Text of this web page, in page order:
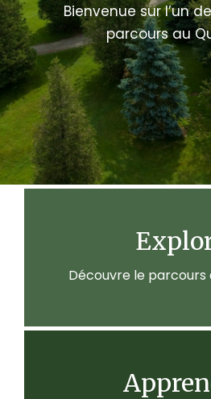
Bienvenue sur l’un
parcours au
Découvre le parcours